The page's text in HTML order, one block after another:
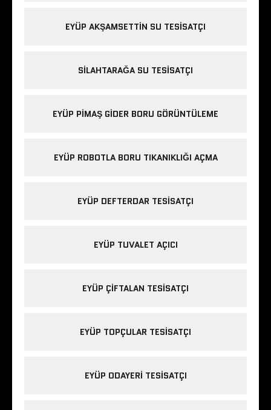
EYÜP AKŞAMSETTIN SU TESISATÇI
SILAHTARAĞA SU TESISATÇI
EYÜP PIMAŞ GIDER BORU GÖRÜNTÜLEME
EYÜP ROBOTLA BORU TIKANIKLIĞI AÇMA
EYÜP DEFTERDAR TESISATÇI
EYÜP TUVALET AÇICI
EYÜP ÇIFTALAN TESISATÇI
EYÜP TOPÇULAR TESISATÇI
EYÜP ODAYERI TESISATÇI